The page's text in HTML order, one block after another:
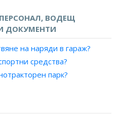
продажби?
ВОДЕЩ
ДОКУМЕНТИ
на наряди в гараж?
средства?
парк?
транспортна